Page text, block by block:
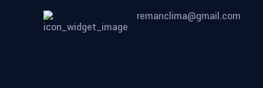
remanclima@gmail.com